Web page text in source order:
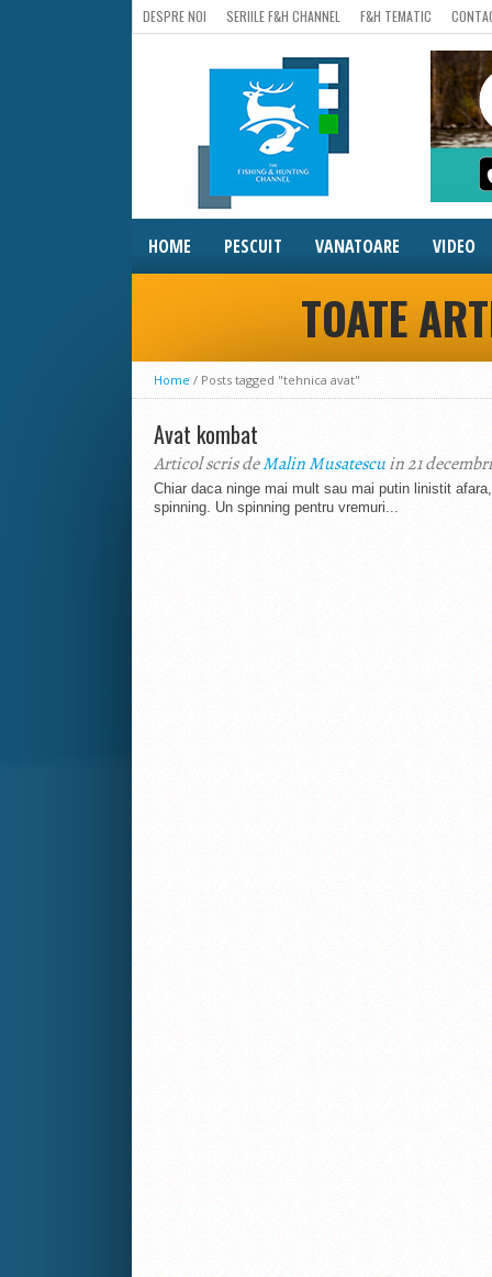
DESPRE NOI SERIILE F&H CHANNEL F&H TEMATIC
HOME PESCUIT VANATOARE VIDEO
TOATE
Home / Posts tagged "tehnica avat"
Avat kombat
Articol scris deMalin Musatescuin 21
Chiar daca ninge mai mult sau mai putin linistit
spinning. Un spinning pentru vremuri...